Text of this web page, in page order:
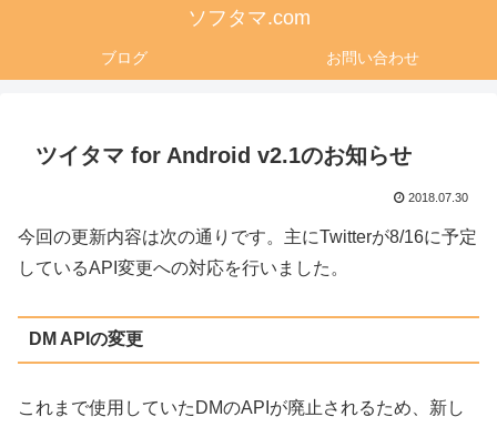
ソフタマ.com
ブログ お問い合わせ
ツイタマ for Android v2.1のお知らせ
2018.07.30
今回の更新内容は次の通りです。主にTwitterが8/16に予定
しているAPI変更への対応を行いました。
DM APIの変更
これまで使用していたDMのAPIが廃止されるため、新し